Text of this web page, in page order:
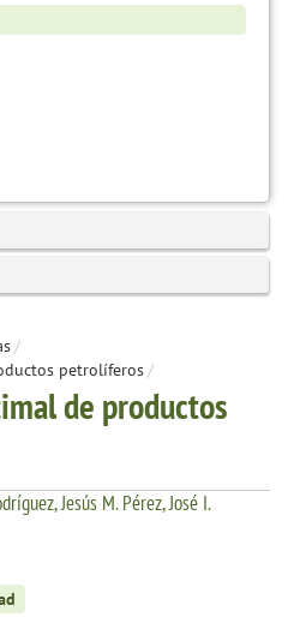
/
petrolíferos/
de productos
Jesús M. Pérez, José I.